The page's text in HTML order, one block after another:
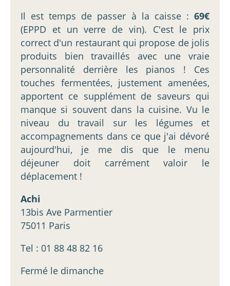
Il est temps de passer à la caisse : 69€
(EPPD et un verre de vin). C'est le prix
correct d'un restaurant qui propose de jolis
produits bien travaillés avec une vraie
personnalité derrière les pianos ! Ces
touches fermentées, justement amenées,
apportent ce supplément de saveurs qui
manque si souvent dans la cuisine. Vu le
niveau du travail sur les légumes et
accompagnements dans ce que j'ai dévoré
aujourd'hui, je me dis que le menu
déjeuner doit carrément valoir le
déplacement !
Achi
13bis Ave Parmentier
75011 Paris
Tel : 01 88 48 82 16
Fermé le dimanche